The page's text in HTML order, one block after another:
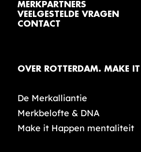
MERKPARTNERS
VEELGESTELDE VRAGEN
CONTACT
OVER ROTTERDAM. MAKE
De Merkalliantie
Merkbelofte & DNA
Make it Happen mentaliteit